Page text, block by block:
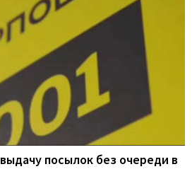
посылок без очереди в